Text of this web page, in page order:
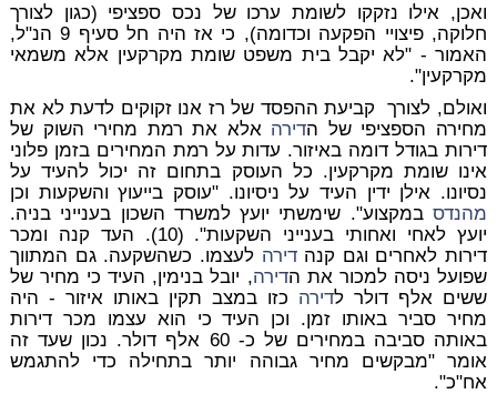
ואכן, אילו נזקקו לשומת ערכו של נכס ספציפי (כגון לצורך
חלוקה, פיצויי הפקעה וכדומה), כי אז היה חל סעיף 9 הנ"ל,
האמור - "לא יקבל בית משפט שומת מקרקעין אלא משמאי
מקרקעין".
ואולם, לצורך קביעת ההפסד של רז אנו זקוקים לדעת לא את
מחירה הספציפי של הדירה אלא את רמת מחירי השוק של
דירות בגודל דומה באיזור. עדות על רמת המחירים בזמן פלוני
אינו שומת מקרקעין. כל העוסק בתחום זה יכול להעיד על
נסיונו. אילן ידין העיד על ניסיונו. "עוסק בייעוץ והשקעות וכן
מהנדסבמקצוע". שימשתי יועץ למשרד השכון בענייני בניה.
יועץ לאחי ואחותי בענייני השקעות". (10). העד קנה ומכר
דירות לאחרים וגם קנהדירה לעצמו. כשהשקעה. גם המתווך
שפועל ניסה למכור את הדירה, יובל בנימין, העיד כי מחיר של
ששים אלף דולר לדירה כזו במצב תקין באותו איזור - היה
מחיר סביר באותו זמן. וכן העיד כי הוא עצמו מכר דירות
באותה סביבה במחירים של כ- 60 אלף דולר. נכון שעד זה
אומר "מבקשים מחיר גבוהה יותר בתחילה כדי להתגמש
אח"כ".